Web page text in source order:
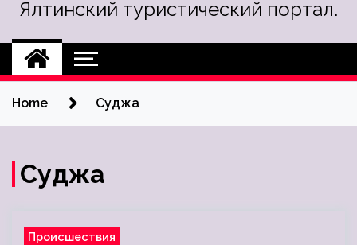
Ялтинский туристический портал.
Home Суджа
Суджа
Происшествия